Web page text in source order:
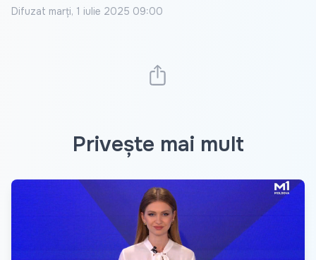
Difuzat marți, 1 iulie 2025 09:00
Privește mai mult